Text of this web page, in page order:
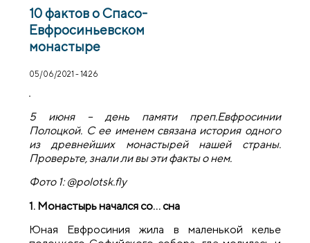
10 фактов о Спасо-
Евфросиньевском
монастыре
05/06/2021 - 14:26
5 июня – день памяти преп.Евфросинии
Полоцкой. С ее именем связана история одного
из древнейших монастырей нашей страны.
Проверьте, знали ли вы эти факты о нем.
Фото 1: @polotsk.fly
1. Монастырь начался со… сна
Юная Евфросиния жила в маленькой келье